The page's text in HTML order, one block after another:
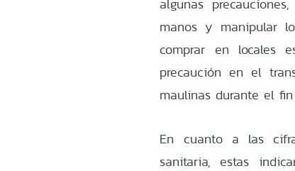
algunas
manos y manipular
comprar en locales
precaución en el
maulinas durante el
En cuanto a las
sanitaria, estas